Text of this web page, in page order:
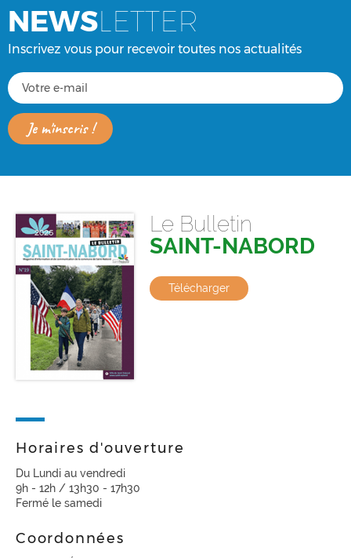
NEWSLETTER
Inscrivez vous pour recevoir toutes nos actualités
Le Bulletin
SAINT-NABORD
Télécharger
Horaires d'ouverture
Du Lundi au vendredi
9h - 12h / 13h30 - 17h30
Fermé le samedi
Coordonnées